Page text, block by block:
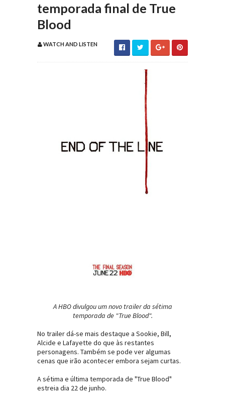
temporada final de True
Blood
WATCH AND LISTEN
A HBO divulgou um novo trailer da sétima
temporada de "True Blood".
No trailer dá-se mais destaque a Sookie, Bill,
Alcide e Lafayette do que às restantes
personagens. Também se pode ver algumas
cenas que irão acontecer embora sejam curtas.
A sétima e última temporada de "True Blood"
estreia dia 22 de junho.